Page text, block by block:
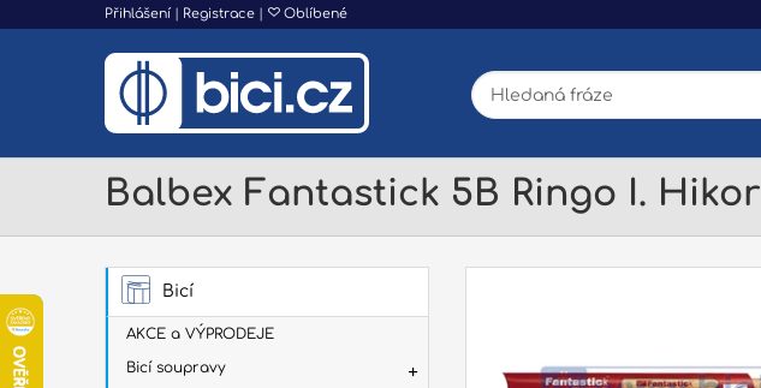
Přihlášení | Registrace | Oblíbené
Balbex Fantastick 5B Ringo I. Hikor
Bicí
AKCE a VÝPRODEJE
Bicí soupravy